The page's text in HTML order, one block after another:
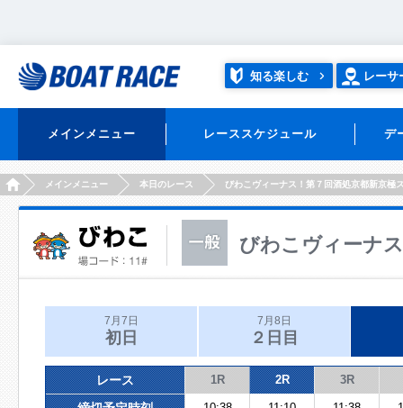
知る楽しむ レーサ
メインメニュー レーススケジュール デ
HOMEメインメニュー 本日のレース びわこヴィーナス！第７回酒処京都新京極
びわこヴィーナ
7月7日
初日
7月8日
２日目
レース 1R 2R 3R